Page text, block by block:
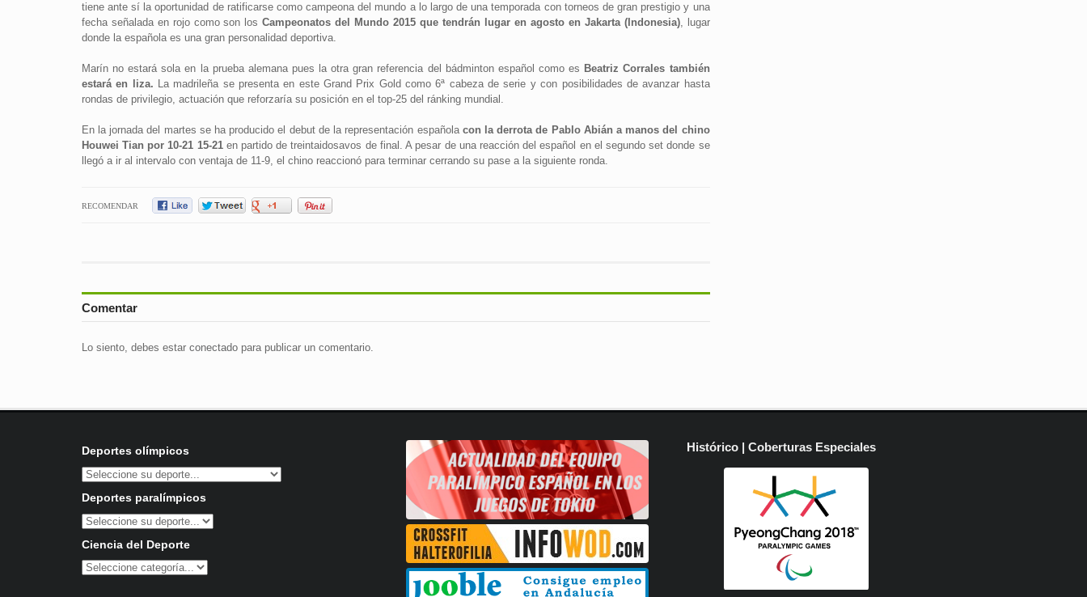
tiene ante sí la oportunidad de ratificarse como campeona del mundo a lo largo de una temporada con torneos de gran prestigio y una
fecha señalada en rojo como son losCampeonatos del Mundo 2015 que tendrán lugar en agosto en Jakarta (Indonesia), lugar
donde la española es una gran personalidad deportiva.
Marín no estará sola en la prueba alemana pues la otra gran referencia del bádminton español como es Beatriz Corrales también
estará en liza. La madrileña se presenta en este Grand Prix Gold como 6ª cabeza de serie y con posibilidades de avanzar hasta
rondas de privilegio, actuación que reforzaría su posición en el top-25 del ránking mundial.
En la jornada del martes se ha producido el debut de la representación española con la derrota de Pablo Abián a manos del chino
Houwei Tian por 10-21 15-21en partido de treintaidosavos de final. A pesar de una reacción del español en el segundo set donde se
llegó a ir al intervalo con ventaja de 11-9, el chino reaccionó para terminar cerrando su pase a la siguiente ronda.
RECOMENDAR
Comentar
Lo siento, debes estar conectadopara publicar un comentario.
Deportes olímpicos
Deportes paralímpicos
Ciencia del Deporte
Histórico | Coberturas Especiales